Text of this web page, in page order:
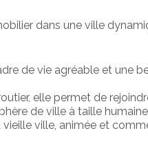
dans une ville
de vie agréable et une
elle permet de
de ville à taille
ville, animée et